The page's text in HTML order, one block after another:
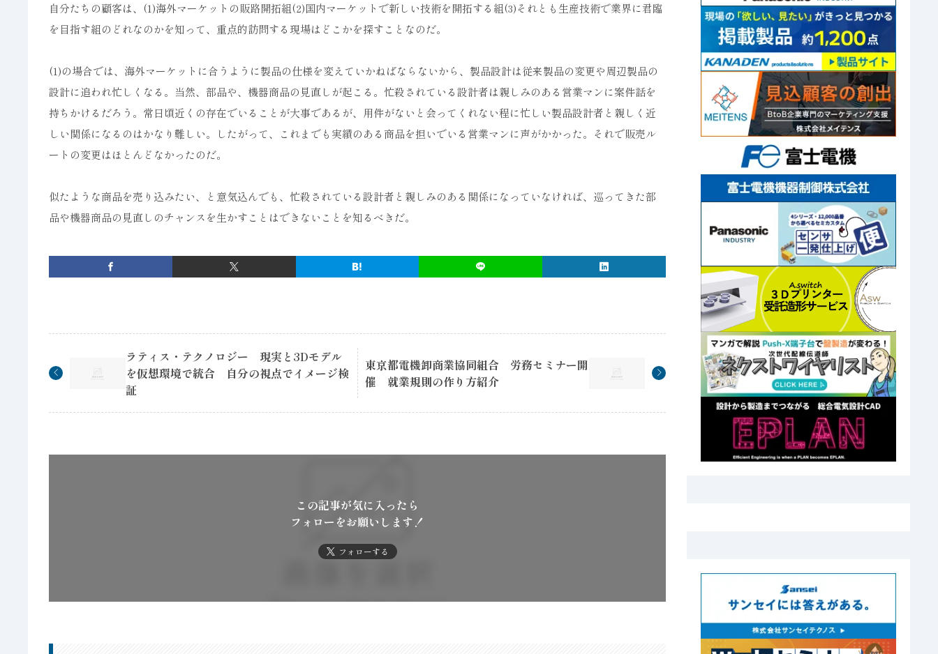
自分たちの顧客は、(1)海外マーケットの販路開拓組(2)国内マーケットで新しい技術を開拓する組(3)それとも生産技術で業界に君臨
を目指す組のどれなのかを知って、重点的訪問する現場はどこかを探すことなのだ。
(1)の場合では、海外マーケットに合うように製品の仕様を変えていかねばならないから、製品設計は従来製品の変更や周辺製品の
設計に追われ忙しくなる。当然、部品や、機器商品の見直しが起こる。忙殺されている設計者は親しみのある営業マンに案件話を
持ちかけるだろう。常日頃近くの存在でいることが大事であるが、用件がないと会ってくれない程に忙しい製品設計者と親しく近
しい関係になるのはかなり難しい。したがって、これまでも実績のある商品を担いでいる営業マンに声がかかった。それで販売ル
ートの変更はほとんどなかったのだ。
似たような商品を売り込みたい、と意気込んでも、忙殺されている設計者と親しみのある関係になっていなければ、巡ってきた部
品や機器商品の見直しのチャンスを生かすことはできないことを知るべきだ。
ラティス・テクノロジー 現実と3Dモデル
を仮想環境で統合 自分の視点でイメージ検
証
東京都電機卸商業協同組合 労務セミナー開
催 就業規則の作り方紹介
この記事が気に入ったら
フォローをお願いします！
フォローする